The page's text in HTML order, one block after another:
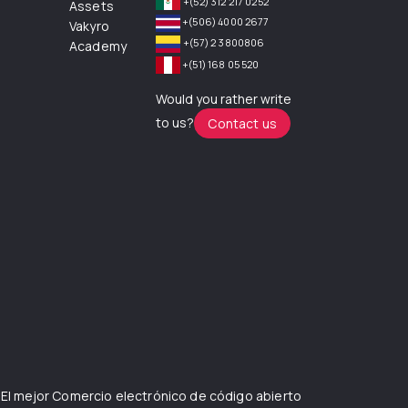
Assets
Vakyro
Academy
+(506) 4000 2677
+(57) 2 3800806
+(51) 168 05 520
Would you rather write
to us?
Contact us
mejor Comercio electrónico de código abierto